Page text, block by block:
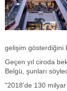
gelişim gösterdiğini
Geçen yıl ciroda
Belgü, şunları
"2018'de 130